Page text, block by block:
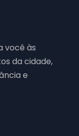
você às
da cidade,
e